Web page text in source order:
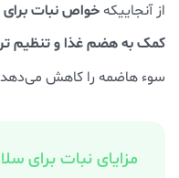
از آنجاییکهخواص نبات
کمک به هضم غذا و تنظیم
سوء هاضمه را کاهش
مزایای نبات برای